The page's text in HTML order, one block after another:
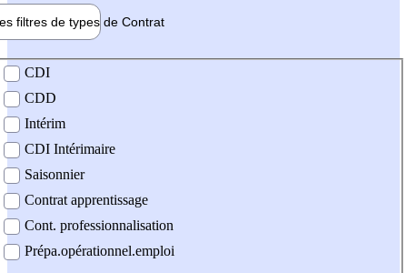
filtres de types de Contrat
contrat
CDI
CDD
Intérim
CDI Intérimaire
Saisonnier
Contrat apprentissage
Cont. professionnalisation
Prépa.opérationnel.emploi